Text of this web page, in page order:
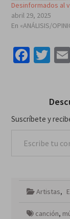
Desinformados al
abril 29, 2025
En «ANÁLISIS/
Suscríbete y
Artistas,
canción,